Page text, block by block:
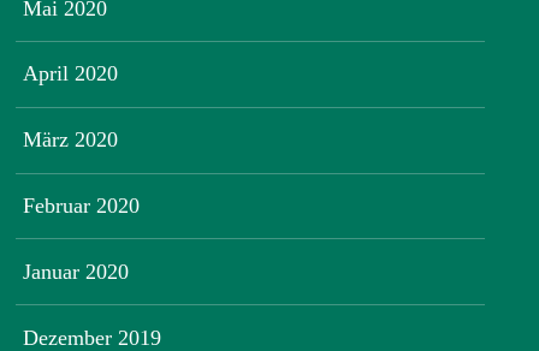
Mai 2020
April 2020
März 2020
Februar 2020
Januar 2020
Dezember 2019